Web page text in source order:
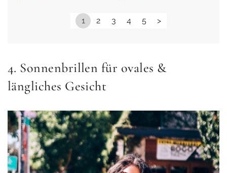
1 2 3 4 5 >
4. Sonnenbrillen für ovales &
längliches Gesicht